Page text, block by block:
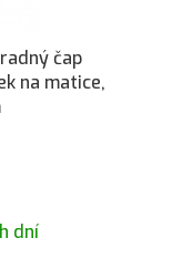
čap
na matice,
dní